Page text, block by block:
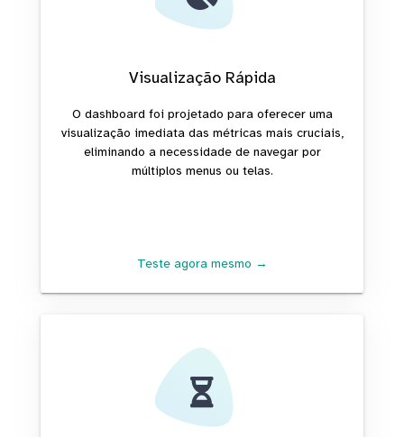
Visualização Rápida
O dashboard foi projetado para oferecer uma
visualização imediata das métricas mais cruciais,
eliminando a necessidade de navegar por
múltiplos menus ou telas.
Teste agora mesmo →